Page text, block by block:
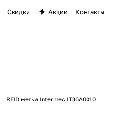
Скидки Акции Контакты
RFID метка Intermec IT36A0010